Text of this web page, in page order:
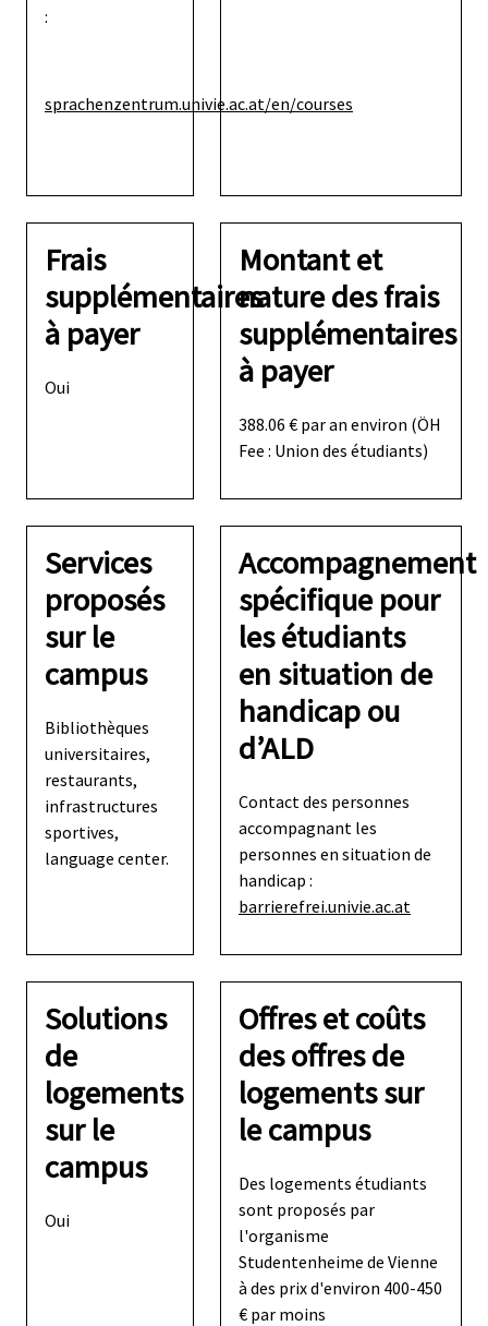
:
sprachenzentrum.univie.ac.at/en/courses
Frais
supplémentaires
à payer
Oui
Montant et
nature des frais
supplémentaires
à payer
388.06 € par an environ (ÖH
Fee : Union des étudiants)
Services
proposés
sur le
campus
Bibliothèques
universitaires,
restaurants,
infrastructures
sportives,
language center.
Accompagnement
spécifique pour
les étudiants
en situation de
handicap ou
d’ALD
Contact des personnes
accompagnant les
personnes en situation de
handicap :
barrierefrei.univie.ac.at
Solutions
de
logements
sur le
campus
Oui
Offres et coûts
des offres de
logements sur
le campus
Des logements étudiants
sont proposés par
l'organisme
Studentenheime de Vienne
à des prix d'environ 400-450
€ par moins